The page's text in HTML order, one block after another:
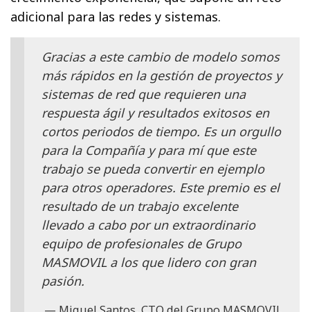
adicional para las redes y sistemas.
Gracias a este cambio de modelo somos
más rápidos en la gestión de proyectos y
sistemas de red que requieren una
respuesta ágil y resultados exitosos en
cortos periodos de tiempo. Es un orgullo
para la Compañía y para mí que este
trabajo se pueda convertir en ejemplo
para otros operadores. Este premio es el
resultado de un trabajo excelente
llevado a cabo por un extraordinario
equipo de profesionales de Grupo
MASMOVIL a los que lidero con gran
pasión.